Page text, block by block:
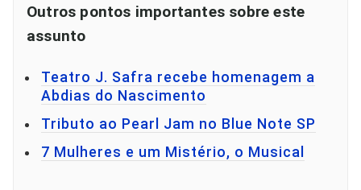
Outros pontos importantes sobre este
assunto
Teatro J. Safra recebe homenagem a
Abdias do Nascimento
Tributo ao Pearl Jam no Blue Note SP
7 Mulheres e um Mistério, o Musical